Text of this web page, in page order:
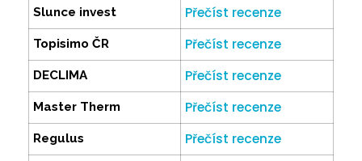
Slunce invest Přečíst recenze
Topisimo ČR Přečíst recenze
DECLIMA Přečíst recenze
Master Therm Přečíst recenze
Regulus Přečíst recenze